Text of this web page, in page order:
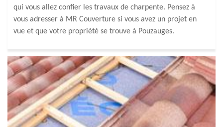
qui vous allez confier les travaux de charpente. Pensez à
vous adresser à MR Couverture si vous avez un projet en
vue et que votre propriété se trouve à Pouzauges.